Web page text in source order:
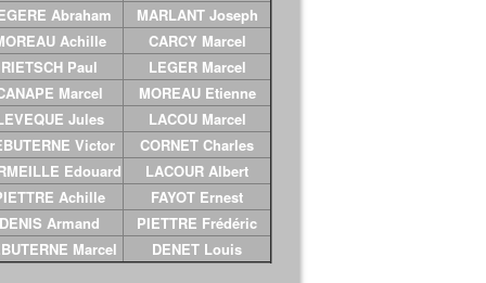
Abraham
MARLANT Joseph
Achille
CARCY Marcel
RIETSCH Paul
LEGER Marcel
Marcel
MOREAU Etienne
Jules
LACOU Marcel
Victor
CORNET Charles
Edouard
LACOUR Albert
Achille
FAYOT Ernest
DENIS Armand
PIETTRE Frédéric
Marcel
DENET Louis